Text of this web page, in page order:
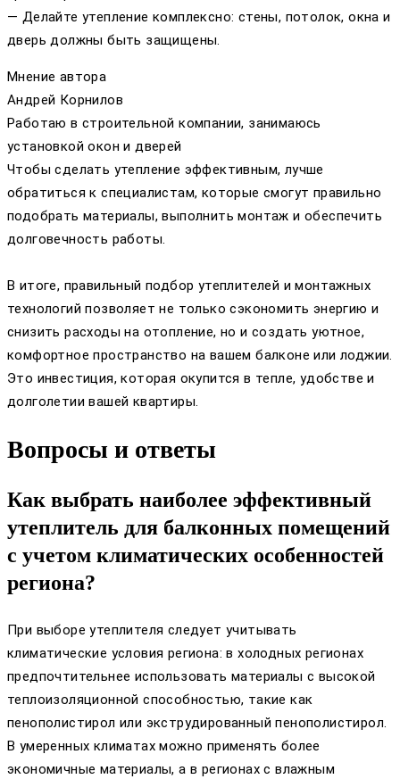
— Делайте утепление комплексно: стены, потолок, окна и
дверь должны быть защищены.
Мнение автора
Андрей Корнилов
Работаю в строительной компании, занимаюсь
установкой окон и дверей
Чтобы сделать утепление эффективным, лучше
обратиться к специалистам, которые смогут правильно
подобрать материалы, выполнить монтаж и обеспечить
долговечность работы.
В итоге, правильный подбор утеплителей и монтажных
технологий позволяет не только сэкономить энергию и
снизить расходы на отопление, но и создать уютное,
комфортное пространство на вашем балконе или лоджии.
Это инвестиция, которая окупится в тепле, удобстве и
долголетии вашей квартиры.
Вопросы и ответы
Как выбрать наиболее эффективный
утеплитель для балконных помещений
с учетом климатических особенностей
региона?
При выборе утеплителя следует учитывать
климатические условия региона: в холодных регионах
предпочтительнее использовать материалы с высокой
теплоизоляционной способностью, такие как
пенополистирол или экструдированный пенополистирол.
В умеренных климатах можно применять более
экономичные материалы, а в регионах с влажным